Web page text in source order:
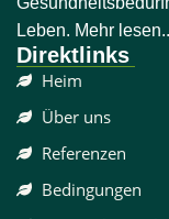
Leben. Mehr
Direktlinks
Heim
Über uns
Referenzen
Bedingungen